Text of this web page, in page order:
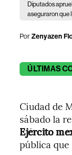
Diputados
aseguraron que
PorZenyazen
ÚLTIMAS
Ciudad de
sábado la
Ejército
pública